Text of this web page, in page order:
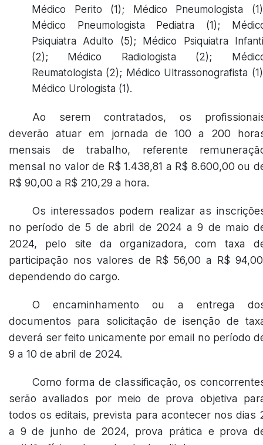
Médico Perito (1); Médico Pneumologista
Médico Pneumologista Pediatra (1);
Psiquiatra Adulto (5); Médico Psiquiatra
(2); Médico Radiologista (2);
Reumatologista (2); Médico Ultrassonografista
Médico Urologista (1).
Ao serem contratados, os
deverão atuar em jornada de 100 a 200
mensais de trabalho, referente
mensal no valor de R$ 1.438,81 a R$ 8.600,00 ou
R$ 90,00 a R$ 210,29 a hora.
Os interessados podem realizar as
no período de 5 de abril de 2024 a 9 de maio
2024, pelo site da organizadora, com taxa
participação nos valores de R$ 56,00 a R$
dependendo do cargo.
O encaminhamento ou a entrega
documentos para solicitação de isenção de
deverá ser feito unicamente por email no período
9 a 10 de abril de 2024.
Como forma de classificação, os
serão avaliados por meio de prova objetiva
todos os editais, prevista para acontecer nos dias
a 9 de junho de 2024, prova prática e prova